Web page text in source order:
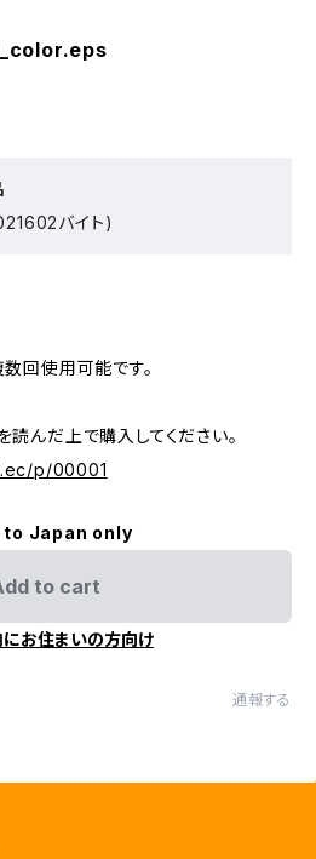
バイト)
回使用可能です。
読んだ上で購入してください。
p/00001
to Japan only
to cart
にお住まいの方向け
通報する